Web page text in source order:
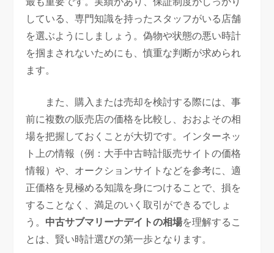
している、専門知識を持ったスタッフがいる店舗
を選ぶようにしましょう。偽物や状態の悪い時計
を掴まされないためにも、慎重な判断が求められ
ます。
また、購入または売却を検討する際には、事
前に複数の販売店の価格を比較し、おおよその相
場を把握しておくことが大切です。インターネッ
ト上の情報（例：大手中古時計販売サイトの価格
情報）や、オークションサイトなどを参考に、適
正価格を見極める知識を身につけることで、損を
することなく、満足のいく取引ができるでしょ
う。 中古サブマリーナデイトの相場を理解するこ
とは、賢い時計選びの第一歩となります。